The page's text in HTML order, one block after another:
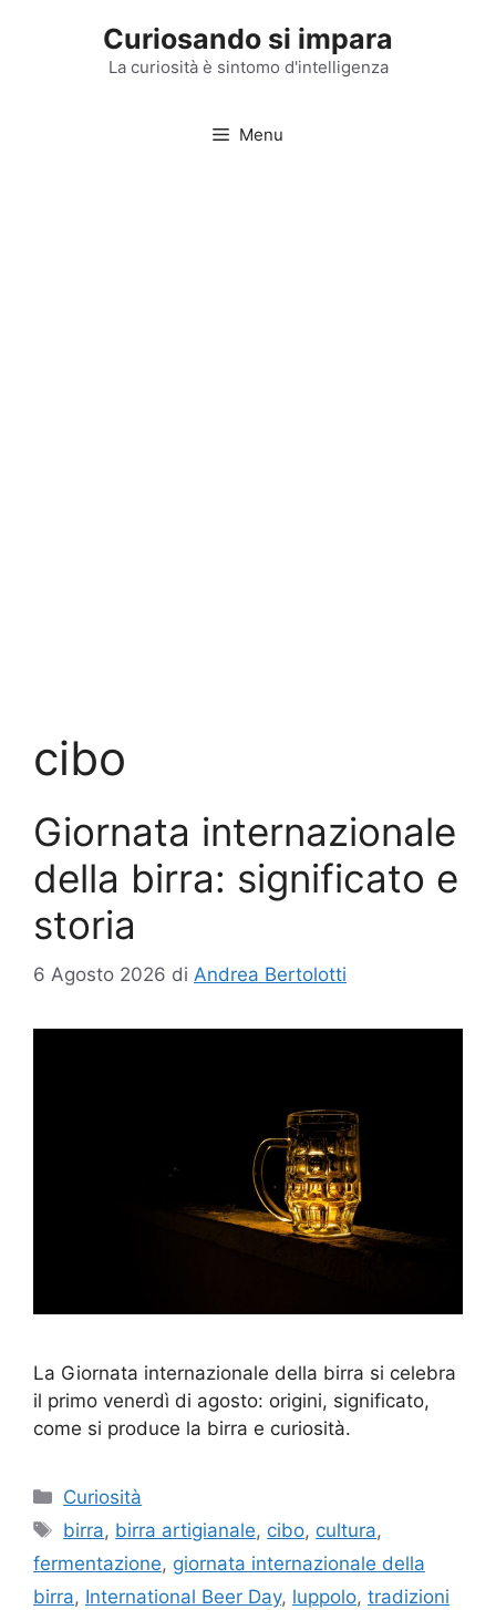
Curiosando si impara
La curiosità è sintomo d'intelligenza
Menu
cibo
Giornata internazionale
della birra: significato e
storia
6 Agosto 2026 di Andrea Bertolotti
La Giornata internazionale della birra si celebra
il primo venerdì di agosto: origini, significato,
come si produce la birra e curiosità.
Categorie
Curiosità
Tag
birra, birra artigianale, cibo, cultura,
fermentazione, giornata internazionale della
birra, International Beer Day, luppolo, tradizioni